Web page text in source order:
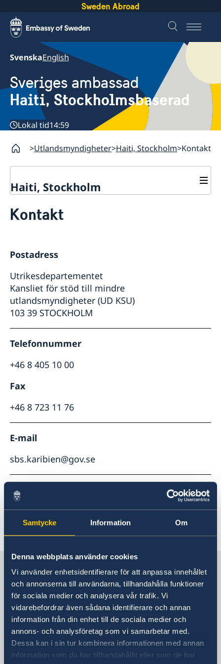
Samtycke Information Om
Denna webbplats använder cookies
Vi använder enhetsidentifierare för att anpassa innehållet
och annonserna till användarna, tillhandahålla funktioner
för sociala medier och analysera vår trafik. Vi
vidarebefordrar även sådana identifierare och annan
information från din enhet till de sociala medier och
annons- och analysföretag som vi samarbetar med.
Dessa kan i sin tur kombinera informationen med annan
information som du har tillhandahållit eller som de har
Sweden Abroad
SvenskaEnglish
Sveriges ambassad
Haiti, Stockholmsbaserad
Lokal tid14:59
Utlandsmyndigheter Haiti, Stockholm Kontakt
Haiti, Stockholm
Om oss
Team Sweden
Så kan du få stöd
Svenska företag i Haiti
Anmäl handelshinder
Kontakt
Postadress
Utrikesdepartementet
Kansliet för stöd till mindre
utlandsmyndigheter (UD KSU)
103 39 STOCKHOLM
Telefonnummer
+46 8 405 10 00
Fax
+46 8 723 11 76
E-mail
sbs.karibien@gov.se
De Stockholmsbaserade utlandsmyndigheterna
har inte öppet för besökare. Kontakta oss via
epost eller telefon enligt ovan.
Sverige i Karibien
Sveriges ambassad
(Stockholmsbaserad)
Postadress
Utrikesdepartementet
Kansliet för stöd till mindre